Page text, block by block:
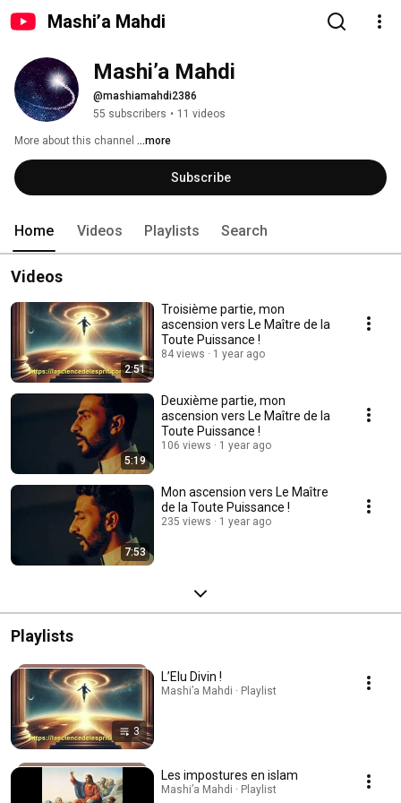
Mashi’a Mahdi
Mashi’a Mahdi
@mashiamahdi2386
55 subscribers • 11 videos
More about this channel ...more
Subscribe
Home Videos Playlists Search
Videos
2:51
Troisième partie, mon
ascension vers Le Maître de la
Toute Puissance !
84 views 1 year ago
5:19
Deuxième partie, mon
ascension vers Le Maître de la
Toute Puissance !
106 views 1 year ago
7:53
Mon ascension vers Le Maître
de la Toute Puissance !
235 views 1 year ago
Playlists
3
L’Elu Divin !
Mashi’a Mahdi · Playlist
Les impostures en islam
Mashi’a Mahdi · Playlist